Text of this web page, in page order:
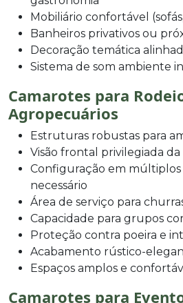
Mobiliário confortável
Banheiros privativos ou
Decoração temática
Sistema de som ambiente
Camarotes para
Agropecuários
Estruturas robustas para
Visão frontal privilegiada da
Configuração em
necessário
Área de serviço para
Capacidade para grupos
Proteção contra poeira e
Acabamento rústico-
Espaços amplos e
Camarotes para